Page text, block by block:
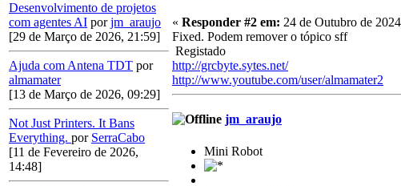
Desenvolvimento de projetos
com agentes AI porjm_araujo
[29 de Março de 2026, 21:59]
Ajuda com Antena TDT por
almamater
[13 de Março de 2026, 09:29]
Not Just Printers. It Bans
Everything. por SerraCabo
[11 de Fevereiro de 2026,
14:48]
« Responder #2 em: 24 de Outubro de
Fixed. Podem remover o tópico sff
Registado
http://grcbyte.sytes.net/
http://www.youtube.com/user/almamater2
jm_araujo
Mini Robot